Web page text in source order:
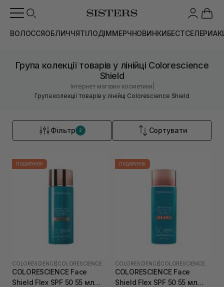
ВОЛОССЯОБЛИЧЧЯТІЛОДІММЕРЧНОВИНКИБЕСТСЕЛЕРИ
Група колекції товарів у лінійці Colorescience
Shield
Інтернет магазин косметики
Група колекції товарів у лінійці Colorescience Shield
Фільтр 2 Сортувати
ПОДАРУНОК
COLORESCIENCE
COLORESCIENCE Face
Shield Flex SPF 50 55 мл
ПОДАРУНОК
COLORESCIENCE
COLORESCIENCE Face
Shield Flex SPF 50 55 мл